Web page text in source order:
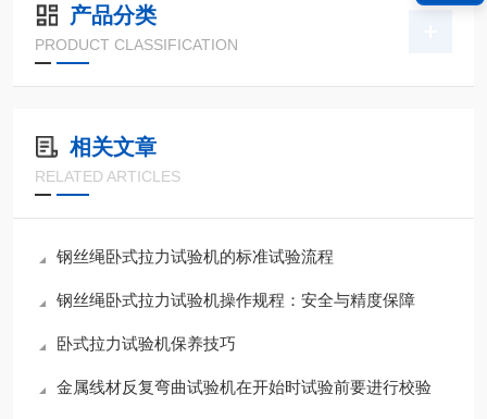
产品分类
PRODUCT CLASSIFICATION
相关文章
RELATED ARTICLES
钢丝绳卧式拉力试验机的标准试验流程
钢丝绳卧式拉力试验机操作规程：安全与精度保障
卧式拉力试验机保养技巧
金属线材反复弯曲试验机在开始时试验前要进行校验